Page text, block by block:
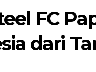
FC
dari